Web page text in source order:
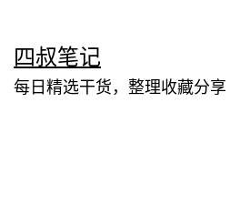
至
内
四叔笔记
每日精选干货，整理收藏分享